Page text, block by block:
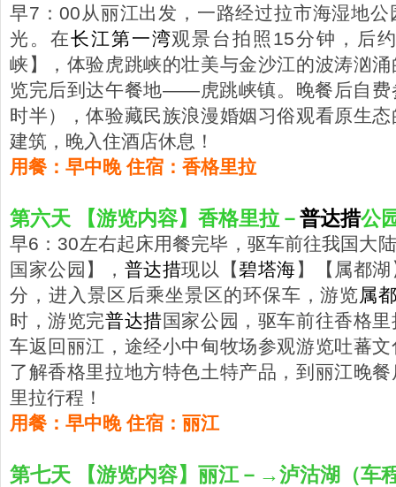
早7：00从丽江出发，一路经过拉市海湿地
光。在长江第一湾观景台拍照15分钟，后
峡】，体验虎跳峡的壮美与金沙江的波涛汹
览完后到达午餐地——虎跳峡镇。晚餐后自费
时半），体验藏民族浪漫婚姻习俗观看原生
建筑，晚入住酒店休息！
用餐：早中晚 住宿：香格里拉
第六天 【游览内容】香格里拉－普达措公
早6：30左右起床用餐完毕，驱车前往我国
国家公园】， 普达措现以【碧塔海】【属都
分，进入景区后乘坐景区的环保车，游览属
时，游览完普达措国家公园，驱车前往香格
车返回丽江，途经小中甸牧场参观游览吐蕃
了解香格里拉地方特色土特产品，到丽江晚
里拉行程！
用餐：早中晚 住宿：丽江
第七天 【游览内容】丽江－→泸沽湖（车